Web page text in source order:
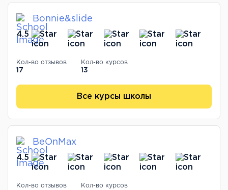
Bonnie&slide
4.5
Кол-во отзывов
17
Кол-во курсов
13
Все курсы школы
BeOnMax
4.5
Кол-во отзывов Кол-во курсов